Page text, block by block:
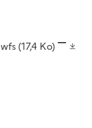
wfs(17,4 Ko)